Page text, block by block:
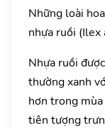
Những loài
nhựa ruồi
Nhựa ruồi
thường xanh
hơn trong
tiên tượng